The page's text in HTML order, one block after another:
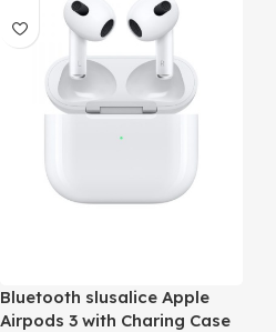
Bluetooth slusalice Apple
Airpods 3 with Charing Case